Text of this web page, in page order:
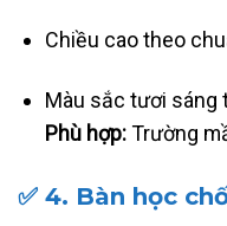
Chiều cao theo
Màu sắc tươi sáng
Phù hợp: Trường
✅ 4. Bàn học